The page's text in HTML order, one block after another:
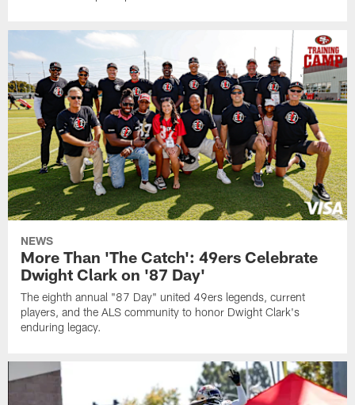
NEWS
More Than 'The Catch': 49ers Celebrate
Dwight Clark on '87 Day'
The eighth annual "87 Day" united 49ers legends, current
players, and the ALS community to honor Dwight Clark's
enduring legacy.